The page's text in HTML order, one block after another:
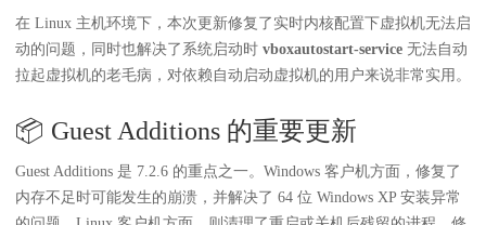
在 Linux 主机环境下，本次更新修复了实时内核配置下虚拟机无法启
动的问题，同时也解决了系统启动时 vboxautostart-service无法自动
拉起虚拟机的老毛病，对依赖自动启动虚拟机的用户来说非常实用。
📦 Guest Additions 的重要更新
Guest Additions 是 7.2.6 的重点之一。Windows 客户机方面，修复了
内存不足时可能发生的崩溃，并解决了 64 位 Windows XP 安装异常